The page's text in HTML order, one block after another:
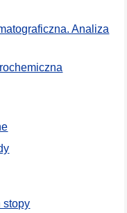
Analiza
stopy